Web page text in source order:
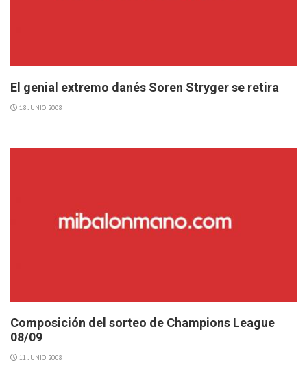
El genial extremo danés Soren Stryger se retira
18 JUNIO 2008
Composición del sorteo de Champions League
08/09
11 JUNIO 2008